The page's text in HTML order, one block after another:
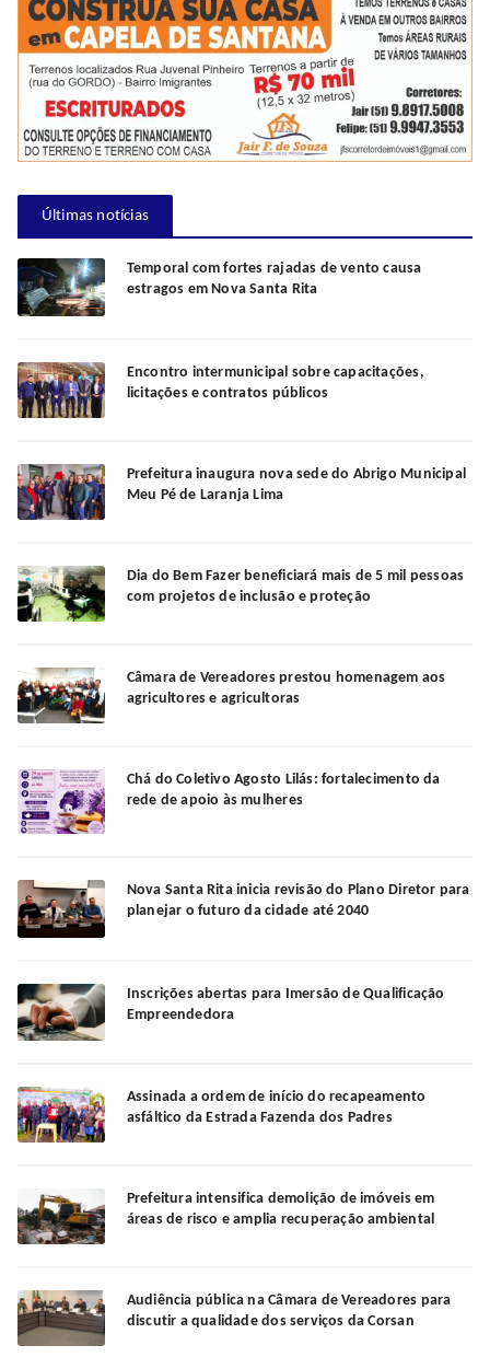
Últimas notícias
Temporal com fortes rajadas de vento causa
estragos em Nova Santa Rita
Encontro intermunicipal sobre capacitações,
licitações e contratos públicos
Prefeitura inaugura nova sede do Abrigo Municipal
Meu Pé de Laranja Lima
Dia do Bem Fazer beneficiará mais de 5 mil pessoas
com projetos de inclusão e proteção
Câmara de Vereadores prestou homenagem aos
agricultores e agricultoras
Chá do Coletivo Agosto Lilás: fortalecimento da
rede de apoio às mulheres
Nova Santa Rita inicia revisão do Plano Diretor para
planejar o futuro da cidade até 2040
Inscrições abertas para Imersão de Qualificação
Empreendedora
Assinada a ordem de início do recapeamento
asfáltico da Estrada Fazenda dos Padres
Prefeitura intensifica demolição de imóveis em
áreas de risco e amplia recuperação ambiental
Audiência pública na Câmara de Vereadores para
discutir a qualidade dos serviços da Corsan